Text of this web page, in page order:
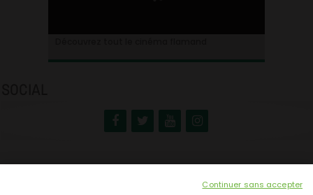
Continuer sans accepter